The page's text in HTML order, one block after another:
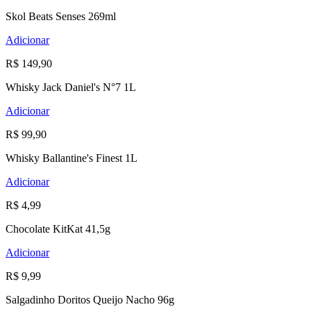
Skol Beats Senses 269ml
Adicionar
R$ 149,90
Whisky Jack Daniel's N°7 1L
Adicionar
R$ 99,90
Whisky Ballantine's Finest 1L
Adicionar
R$ 4,99
Chocolate KitKat 41,5g
Adicionar
R$ 9,99
Salgadinho Doritos Queijo Nacho 96g